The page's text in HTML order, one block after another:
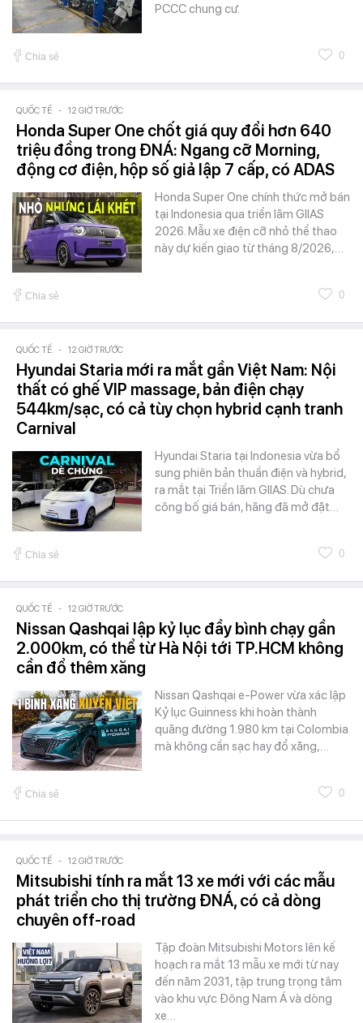
PCCC chung cư.
Chia sẻ 0
QUỐC TẾ - 12 GIỜ TRƯỚC
Honda Super One chốt giá quy đổi hơn 640
triệu đồng trong ĐNÁ: Ngang cỡ Morning,
động cơ điện, hộp số giả lập 7 cấp, có ADAS
Honda Super One chính thức mở bán
tại Indonesia qua triển lãm GIIAS
2026. Mẫu xe điện cỡ nhỏ thể thao
này dự kiến giao từ tháng 8/2026,…
Chia sẻ 0
QUỐC TẾ - 12 GIỜ TRƯỚC
Hyundai Staria mới ra mắt gần Việt Nam: Nội
thất có ghế VIP massage, bản điện chạy
544km/sạc, có cả tùy chọn hybrid cạnh tranh
Carnival
Hyundai Staria tại Indonesia vừa bổ
sung phiên bản thuần điện và hybrid,
ra mắt tại Triển lãm GIIAS. Dù chưa
công bố giá bán, hãng đã mở đặt…
Chia sẻ 0
QUỐC TẾ - 12 GIỜ TRƯỚC
Nissan Qashqai lập kỷ lục đầy bình chạy gần
2.000km, có thể từ Hà Nội tới TP.HCM không
cần đổ thêm xăng
Nissan Qashqai e-Power vừa xác lập
Kỷ lục Guinness khi hoàn thành
quãng đường 1.980 km tại Colombia
mà không cần sạc hay đổ xăng,…
Chia sẻ 0
QUỐC TẾ - 12 GIỜ TRƯỚC
Mitsubishi tính ra mắt 13 xe mới với các mẫu
phát triển cho thị trường ĐNÁ, có cả dòng
chuyên off-road
Tập đoàn Mitsubishi Motors lên kế
hoạch ra mắt 13 mẫu xe mới từ nay
đến năm 2031, tập trung trọng tâm
vào khu vực Đông Nam Á và dòng
xe…